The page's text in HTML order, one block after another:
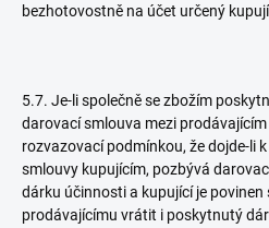
bezhotovostně na účet určený
5.7. Je-li společně se zbožím
darovací smlouva mezi
rozvazovací podmínkou, že dojde-li
smlouvy kupujícím, pozbývá
dárku účinnosti a kupující je povinen
prodávajícímu vrátit i poskytnutý